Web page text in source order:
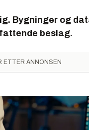
Bygninger og
beslag.
ETTER ANNONSEN